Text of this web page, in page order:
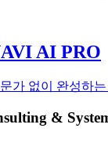
AI PRO
가 없이 완성하
&